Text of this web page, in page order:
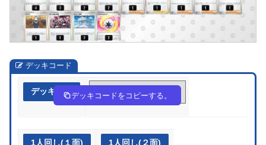
デッキコード
デッキ作成 x48cx8-USbaWv-Yx88JD
デッキコードをコピーする。
1人回し(１面) 1人回し(２面)